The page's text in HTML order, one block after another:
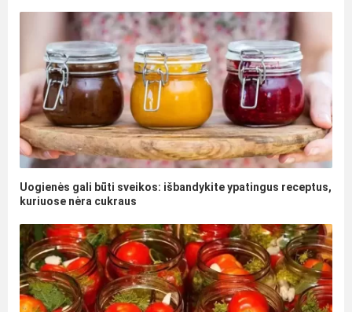
Uogienės gali būti sveikos: išbandykite ypatingus receptus,
kuriuose nėra cukraus